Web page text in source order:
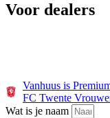
Voor dealers
Vanhuus is
FC Twente
Wat is je naam